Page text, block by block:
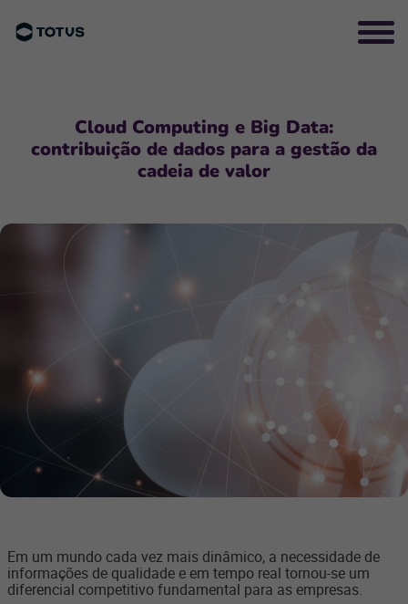
Cloud Computing e Big Data:
contribuição de dados para a gestão da
cadeia de valor
Em um mundo cada vez mais dinâmico, a necessidade de
informações de qualidade e em tempo real tornou-se um
diferencial competitivo fundamental para as empresas.